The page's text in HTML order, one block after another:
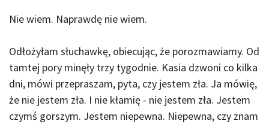
Nie wiem. Naprawdę nie wiem.
Odłożyłam słuchawkę, obiecując, że porozmawiamy. Od
tamtej pory minęły trzy tygodnie. Kasia dzwoni co kilka
dni, mówi przepraszam, pyta, czy jestem zła. Ja mówię,
że nie jestem zła. I nie kłamię - nie jestem zła. Jestem
czymś gorszym. Jestem niepewna. Niepewna, czy znam